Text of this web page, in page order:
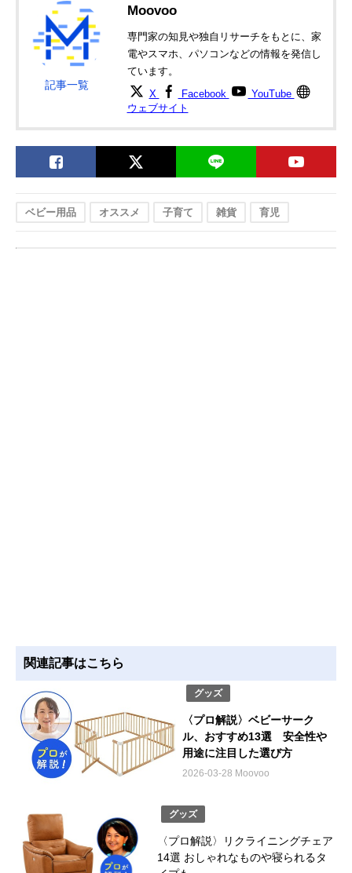
記事一覧
Moovoo
専門家の知見や独自リサーチをもとに、家
電やスマホ、パソコンなどの情報を発信し
ています。
X Facebook
YouTube
ウェブサイト
ベビー用品 オススメ 子育て 雑貨 育児
関連記事はこちら
グッズ
〈プロ解説〉ベビーサーク
ル、おすすめ13選 安全性や
用途に注目した選び方
2026-03-28 Moovoo
グッズ
〈プロ解説〉リクライニングチェア
14選 おしゃれなものや寝られるタ